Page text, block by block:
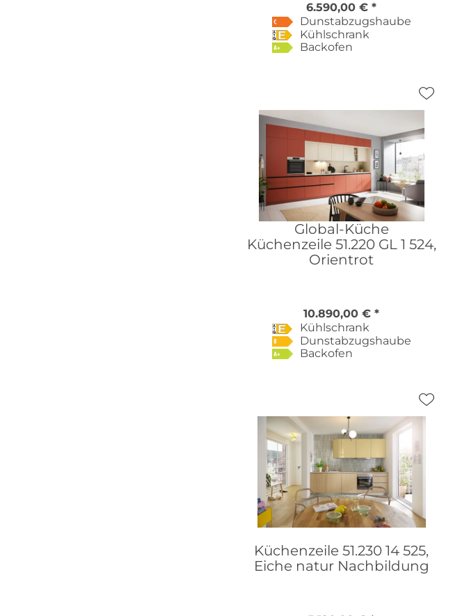
6.590,00 € *
Dunstabzugshaube
Kühlschrank
Backofen
Global-Küche
Küchenzeile 51.220 GL 1 524,
Orientrot
10.890,00 € *
Kühlschrank
Dunstabzugshaube
Backofen
Küchenzeile 51.230 14 525,
Eiche natur Nachbildung